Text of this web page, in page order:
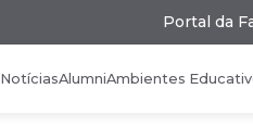
Portal da
NotíciasAlumniAmbientes